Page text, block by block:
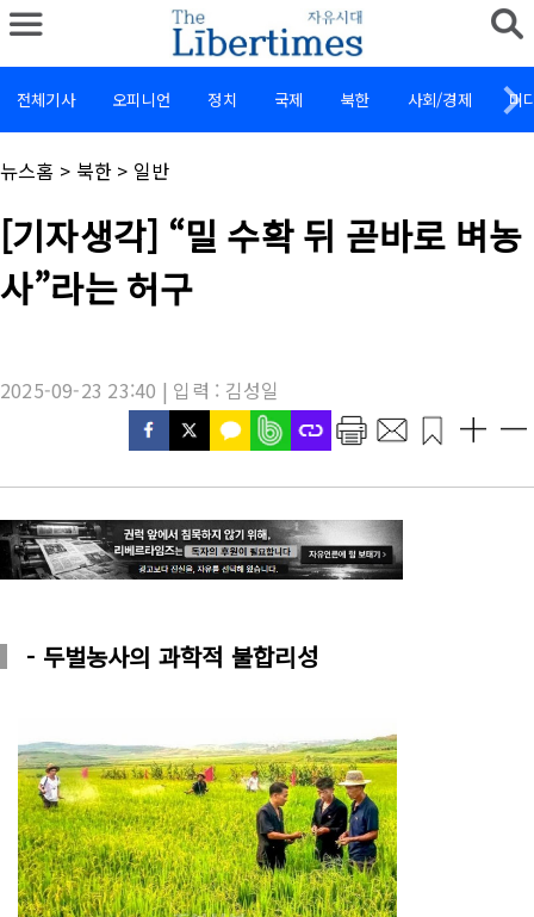
전체기사 오피니언 정치 국제 북한 사회/경제 미
채
널
뉴스홈 > 북한 > 일반
기
제
목
:
[기자생각] “밀 수확 뒤 곧바로 벼농
사”라는 허구
2025-09-23 23:40 | 입력 : 김성일
- 두벌농사의 과학적 불합리성